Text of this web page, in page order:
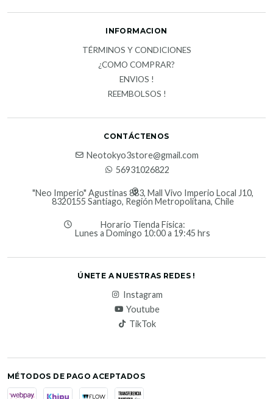
INFORMACION
TÉRMINOS Y CONDICIONES
¿COMO COMPRAR?
ENVIOS !
REEMBOLSOS !
CONTÁCTENOS
Neotokyo3store@gmail.com
56931026822
"Neo Imperio" Agustinas 883, Mall Vivo Imperio Local J10,
8320155 Santiago, Región Metropolitana, Chile
Horario Tienda Física:
Lunes a Domingo 10:00 a 19:45 hrs
ÚNETE A NUESTRAS REDES !
Instagram
Youtube
TikTok
MÉTODOS DE PAGO ACEPTADOS